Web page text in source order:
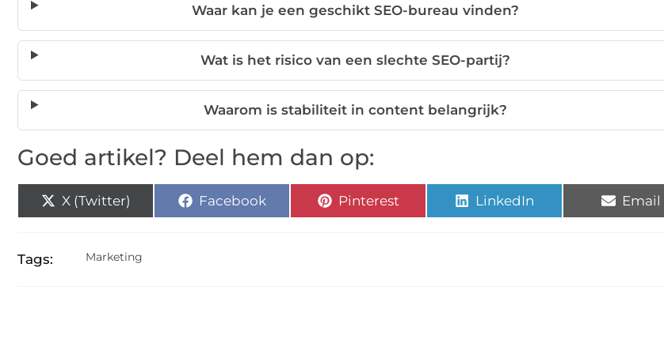
Waar kan je een geschikt SEO-bureau vinden?
Wat is het risico van een slechte SEO-partij?
Waarom is stabiliteit in content belangrijk?
Goed artikel? Deel hem dan op:
X (Twitter) Facebook Pinterest LinkedIn Email
Tags: Marketing